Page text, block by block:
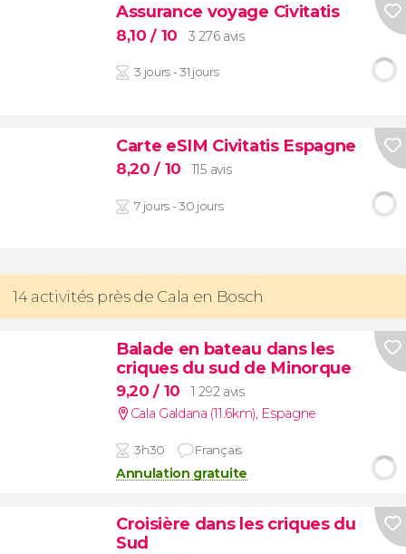
Assurance voyage Civitatis
8,10/ 10 3 276 avis
3 jours - 31 jours
Carte eSIM Civitatis Espagne
8,20/ 10 115 avis
7 jours - 30 jours
14 activités près de Cala en Bosch
Balade en bateau dans les
criques du sud de Minorque
9,20/ 10
1 292 avis
Cala Galdana (11.6km), Espagne
3h30 Français
Annulation gratuite
Croisière dans les criques du
Sud